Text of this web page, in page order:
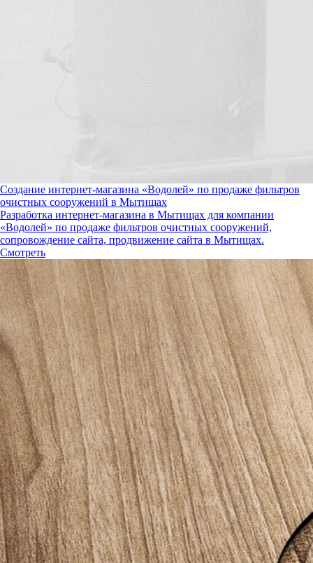
Создание интернет-магазина «Водолей» по продаже фильтров
очистных сооружений в Мытищах
Разработка интернет-магазина в Мытищах для компании
«Водолей» по продаже фильтров очистных сооружений,
сопровождение сайта, продвижение сайта в Мытищах.
Смотреть